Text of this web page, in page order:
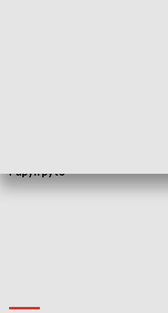
Papyn pyto